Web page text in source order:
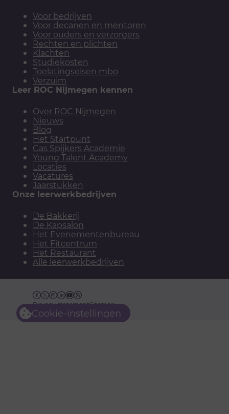
Voor bedrijven
Voor decanen en mentoren
Voor ouders en verzorgers
Rechten en plichten
Klachten
Studiekosten
Toelatingseisen mbo
Verzuim
Leer ROC Nijmegen kennen
Over ROC Nijmegen
Nieuws
Blog
Het Startpunt
Cas Spijkers Academie
Young Talent Academy
Locaties
Vacatures
Jaarstukken
Onze leerwerkbedrijven
De Bakkerij
De Kapsalon
Het Evenementenbureau
Het Fitcentrum
Het Restaurant
Alle leerwerkbedrijven
Facebook
Twitter
Instagram
Linkedin
YouTube
RSS
Privacy statementSitemap
Cookie-instellingen